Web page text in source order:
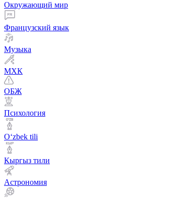
Окружающий мир
Французский язык
Музыка
МХК
ОБЖ
Психология
Оʻzbek tili
Кыргыз тили
Астрономия